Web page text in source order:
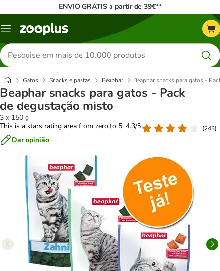
ENVIO GRÁTIS a partir de 39€**
Menu
Pesquisar
produtos
Gatos Snacks e pastas Beaphar Beaphar snacks para gatos -
Beaphar snacks para gatos - Pack
de degustação misto
3 x 150 g
This is a stars rating area from zero to 5: 4.3/5
(243)
Dar opinião